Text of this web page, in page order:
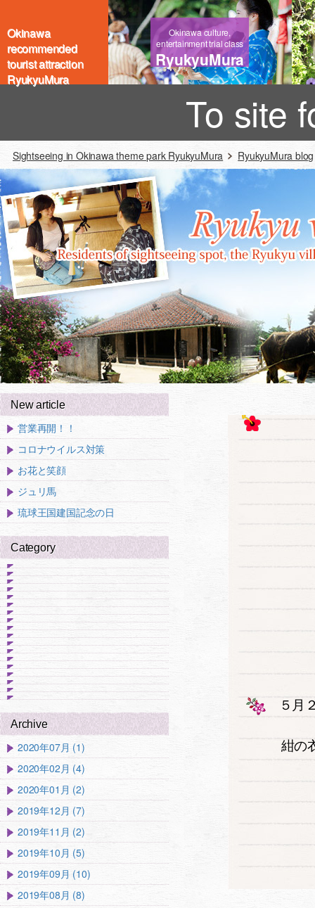
Okinawa
recommended
tourist attraction
RyukyuMura
Okinawa culture,
entertainment trial class
RyukyuMura
To site
Sightseeing in Okinawa theme park RyukyuMura RyukyuMura blog
５月
紺の
New article
営業再開！！
コロナウイルス対策
お花と笑顔
ジュリ馬
琉球王国建国記念の日
Category
Archive
2020年07月 (1)
2020年02月 (4)
2020年01月 (2)
2019年12月 (7)
2019年11月 (2)
2019年10月 (5)
2019年09月 (10)
2019年08月 (8)